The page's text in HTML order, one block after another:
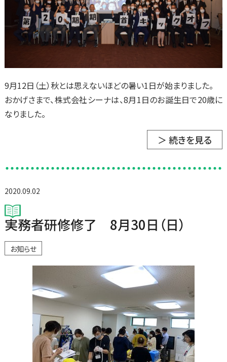
9月12日（土）秋とは思えないほどの暑い1日が始まりました。
おかげさまで、株式会社シーナは、8月1日のお誕生日で20歳に
なりました。
＞ 続きを見る
2020.09.02
実務者研修修了 8月30日（日）
お知らせ